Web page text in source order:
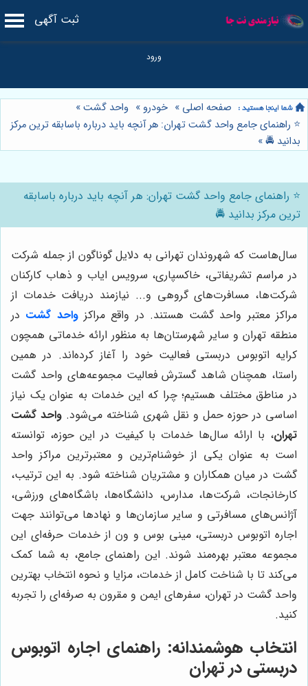
ثبت آگهی
صفحه اصلی » خودرو » واحد گشت»
⭐️ راهنمای جامع واحد گشت تهران: هر آنچه باید درباره باسابقه ترین مرکز
بدانید 🚔»
⭐️ راهنمای جامع واحد گشت تهران: هر آنچه باید درباره باسابقه
ترین مرکز بدانید 🚔
سال‌هاست که شهروندان تهرانی به دلایل گوناگون از جمله شرکت
در مراسم تشریفاتی، خاکسپاری، سرویس ایاب و ذهاب کارکنان
شرکت‌ها، مسافرت‌های گروهی و... نیازمند دریافت خدمات از
مراکز معتبر واحد گشت هستند. در واقع مراکزواحد گشت در
منطقه تهران و سایر شهرستان‌ها به منظور ارائه خدماتی همچون
کرایه اتوبوس دربستی فعالیت خود را آغاز کرده‌اند. در همین
راستا، همچنان شاهد گسترش فعالیت مجموعه‌های واحد گشت
در مناطق مختلف هستیم؛ چرا که این خدمات به عنوان یک نیاز
اساسی در حوزه حمل و نقل شهری شناخته می‌شود. واحد گشت
تهران، با ارائه سال‌ها خدمات با کیفیت در این حوزه، توانسته
است به عنوان یکی از خوشنام‌ترین و معتبرترین مراکز واحد
گشت در میان همکاران و مشتریان شناخته شود. به این ترتیب،
کارخانجات، شرکت‌ها، مدارس، دانشگاه‌ها، باشگاه‌های ورزشی،
آژانس‌های مسافرتی و سایر سازمان‌ها و نهادها می‌توانند جهت
اجاره اتوبوس دربستی، مینی بوس و ون از خدمات حرفه‌ای این
مجموعه معتبر بهره‌مند شوند. این راهنمای جامع، به شما کمک
می‌کند تا با شناخت کامل از خدمات، مزایا و نحوه انتخاب بهترین
واحد گشت در تهران، سفرهای ایمن و مقرون به صرفه‌ای را تجربه
کنید.
انتخاب هوشمندانه: راهنمای اجاره اتوبوس
دربستی در تهران